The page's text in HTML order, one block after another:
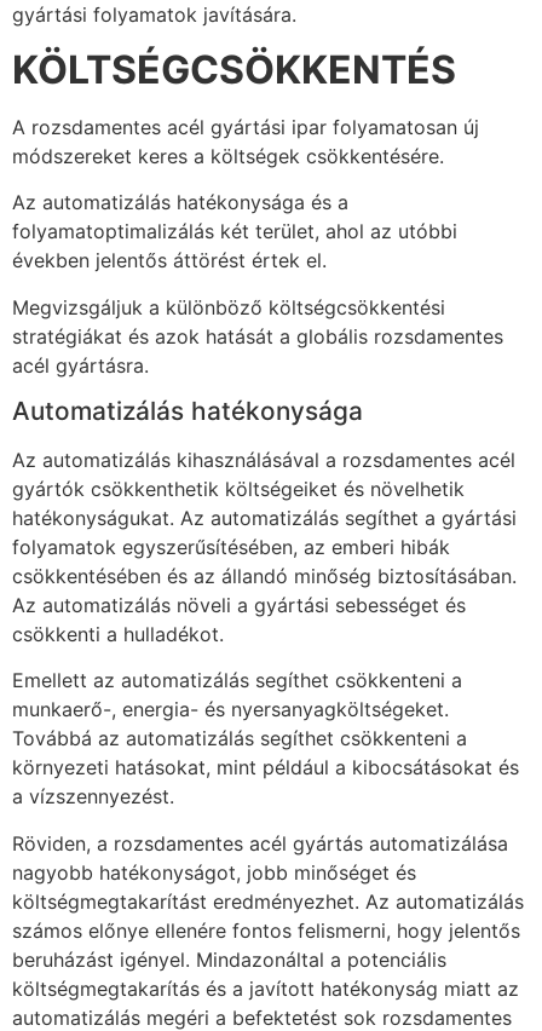
gyártási folyamatok javítására.
KÖLTSÉGCSÖKKENTÉS
A rozsdamentes acél gyártási ipar folyamatosan új
módszereket keres a költségek csökkentésére.
Az automatizálás hatékonysága és a
folyamatoptimalizálás két terület, ahol az utóbbi
években jelentős áttörést értek el.
Megvizsgáljuk a különböző költségcsökkentési
stratégiákat és azok hatását a globális rozsdamentes
acél gyártásra.
Automatizálás hatékonysága
Az automatizálás kihasználásával a rozsdamentes acél
gyártók csökkenthetik költségeiket és növelhetik
hatékonyságukat. Az automatizálás segíthet a gyártási
folyamatok egyszerűsítésében, az emberi hibák
csökkentésében és az állandó minőség biztosításában.
Az automatizálás növeli a gyártási sebességet és
csökkenti a hulladékot.
Emellett az automatizálás segíthet csökkenteni a
munkaerő-, energia- és nyersanyagköltségeket.
Továbbá az automatizálás segíthet csökkenteni a
környezeti hatásokat, mint például a kibocsátásokat és
a vízszennyezést.
Röviden, a rozsdamentes acél gyártás automatizálása
nagyobb hatékonyságot, jobb minőséget és
költségmegtakarítást eredményezhet. Az automatizálás
számos előnye ellenére fontos felismerni, hogy jelentős
beruházást igényel. Mindazonáltal a potenciális
költségmegtakarítás és a javított hatékonyság miatt az
automatizálás megéri a befektetést sok rozsdamentes